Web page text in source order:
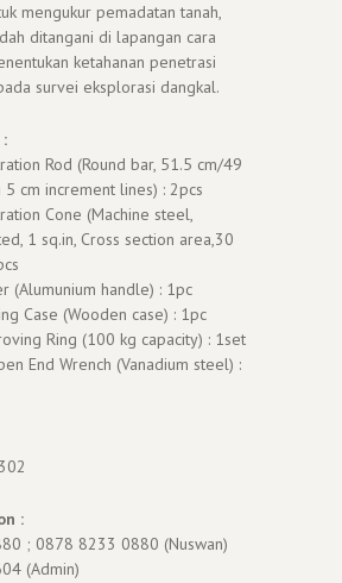
mengukur pemadatan tanah,
ditangani di lapangan cara
ketahanan penetrasi
survei eksplorasi dangkal.
Rod (Round bar, 51.5 cm/49
cm increment lines) : 2pcs
Cone (Machine steel,
1 sq.in, Cross section area,30
(Alumunium handle) : 1pc
Case (Wooden case) : 1pc
Ring (100 kg capacity) : 1set
End Wrench (Vanadium steel) :
:
; 0878 8233 0880 (Nuswan)
(Admin)